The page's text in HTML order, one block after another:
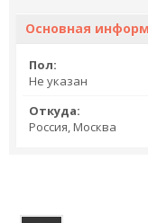
Основная
Пол:
Не указан
Откуда:
Россия, Москва